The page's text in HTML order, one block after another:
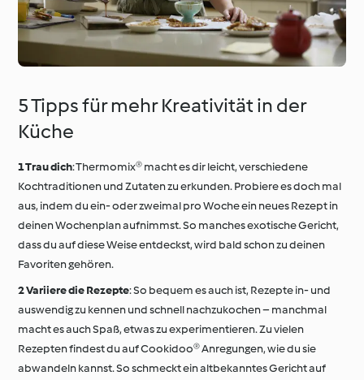
5 Tipps für mehr Kreativität in der
Küche
Trau dich: Thermomix® macht es dir leicht, verschiedene
Kochtraditionen und Zutaten zu erkunden. Probiere es doch mal
aus, indem du ein- oder zweimal pro Woche ein neues Rezept in
deinen Wochenplan aufnimmst. So manches exotische Gericht,
dass du auf diese Weise entdeckst, wird bald schon zu deinen
Favoriten gehören.
Variiere die Rezepte: So bequem es auch ist, Rezepte in- und
auswendig zu kennen und schnell nachzukochen – manchmal
macht es auch Spaß, etwas zu experimentieren. Zu vielen
Rezepten findest du auf Cookidoo® Anregungen, wie du sie
abwandeln kannst. So schmeckt ein altbekanntes Gericht auf